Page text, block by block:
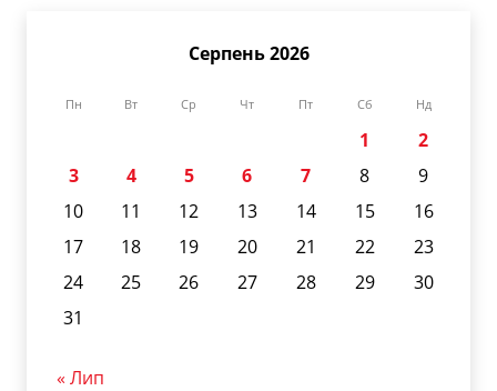
Серпень 2026
Пн Вт Ср Чт Пт Сб Нд
1
2
3
4 5 6 7 8
9
10
11 12 13 14 15
16
17
18 19 20 21 22
23
24
25 26 27 28 29
30
31
« Лип